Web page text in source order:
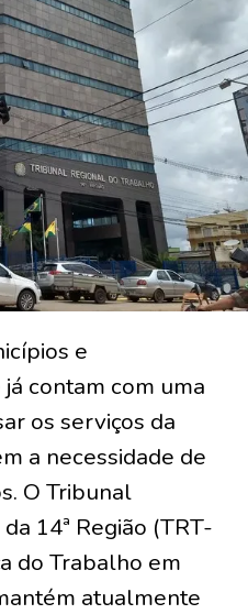
e
contam com uma
os serviços da
a necessidade de
O Tribunal
14ª Região (TRT-
do Trabalho em
atualmente